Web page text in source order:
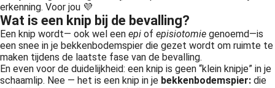
erkenning. Voor jou 💜
Wat is een knip bij de bevalling?
Een knip wordt— ook wel een epi of episiotomie genoemd—is
een snee in je bekkenbodemspier die gezet wordt om ruimte te
maken tijdens de laatste fase van de bevalling.
En even voor de duidelijkheid: een knip is geen “klein knipje” in je
schaamlip. Nee — het is een knip in je bekkenbodemspier: die